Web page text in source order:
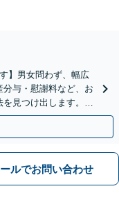
】男女問わず、幅広
与・慰謝料など、お
見つけ出します。ま
ルでお問い合わせ